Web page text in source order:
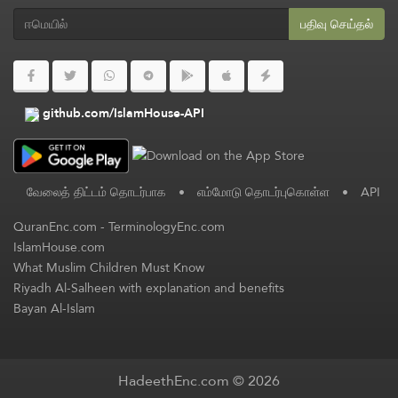
பதிவு செய்தல்
github.com/IslamHouse-API
வேலைத் திட்டம் தொடர்பாக • எம்மோடு தொடர்புகொள்ள • API
QuranEnc.com-TerminologyEnc.com
IslamHouse.com
What Muslim Children Must Know
Riyadh Al-Salheen with explanation and benefits
Bayan Al-Islam
HadeethEnc.com © 2026